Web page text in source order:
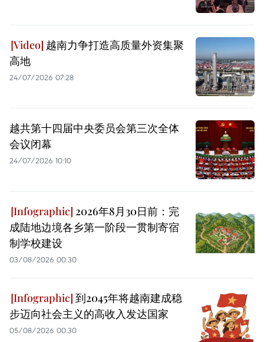
越南力争打造高质量外资集聚
高地
24/07/2026 07:28
越共第十四届中央委员会第三次全体
会议闭幕
24/07/2026 10:10
2026年8月30日前：完
成陆地边境各乡第一阶段一贯制寄宿
制学校建设
03/08/2026 00:30
到2045年将越南建成稳
步迈向社会主义的高收入发达国家
05/08/2026 00:30